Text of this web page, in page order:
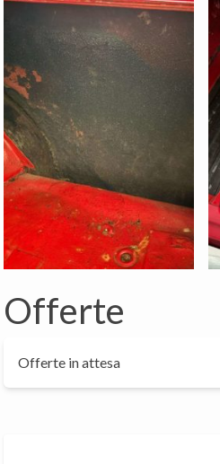
Offerte
Offerte in attesa